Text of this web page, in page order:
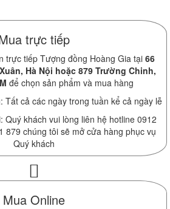
trực tiếp
trực tiếp Tượng đồng Hoàng Gia tại 66
Hà Nội hoặc 879 Trường Chinh,
để chọn sản phẩm và mua hàng
Tất cả các ngày trong tuần kể cả ngày lễ
Quý khách vui lòng liên hệ hotline 0912
879 chúng tôi sẽ mở cửa hàng phục vụ
Quý khách
Mua Online